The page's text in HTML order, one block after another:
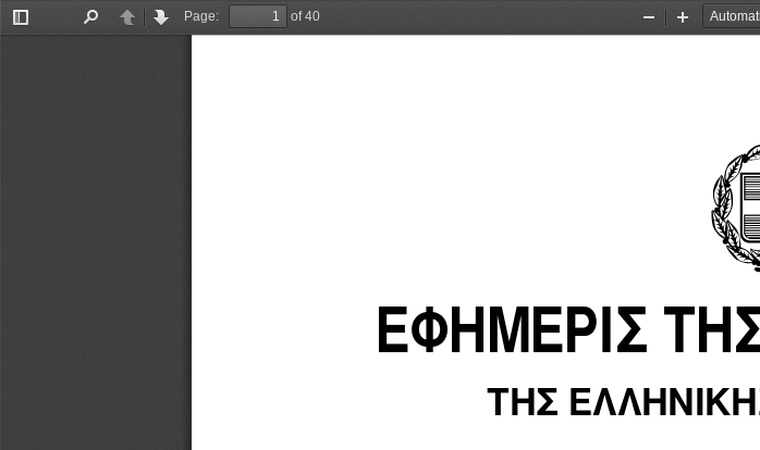
Toggle
PreviousNext
Page:
of 40
Zoom
Zoom
ΕΦΗΜΕΡΙΣ
ΤΗΣ